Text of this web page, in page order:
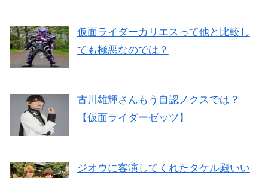
仮面ライダーカリエスって他と比較し
ても極悪なのでは？
古川雄輝さんもう自認ノクスでは？
【仮面ライダーゼッツ】
ジオウに客演してくれたタケル殿いい